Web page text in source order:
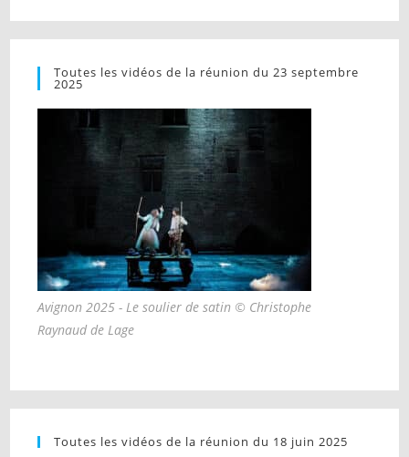
Toutes les vidéos de la réunion du 23 septembre
2025
Avignon 2025 - Le soulier de satin © Christophe
Raynaud de Lage
Toutes les vidéos de la réunion du 18 juin 2025